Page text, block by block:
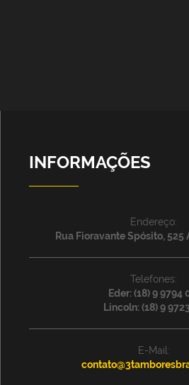
INFORMAÇÕES
Endereço:
Rua Fioravante Spósito,
Telefones:
Eder: (18) 9 9794
Lincoln: (18) 9
E-Mail: